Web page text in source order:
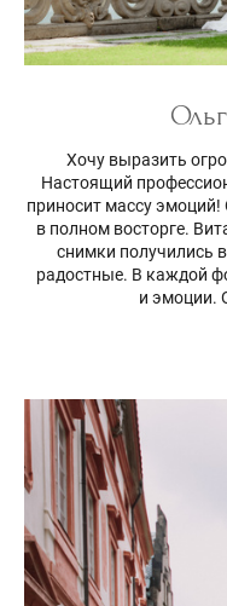
Хочу выразить
Настоящий
приносит массу
в полном восторге.
снимки получились
радостные. В каждой
и эмоции.